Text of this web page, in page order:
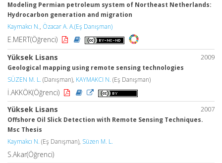
Modeling Permian petroleum system of Northeast Netherlands:
Hydrocarbon generation and migration
Kaymakcı N., Özacar A. A.(Eş Danışman)
E.MERT(Öğrenci)
2009
Yüksek Lisans
Geological mapping using remote sensing technologies
SÜZEN M. L. (Danışman), KAYMAKCI N. (Eş Danışman)
İ.AKKÖK(Öğrenci)
2007
Yüksek Lisans
Offshore Oil Slick Detection with Remote Sensing Techniques.
Msc Thesis
Kaymakcı N. (Eş Danışman), Süzen M. L.
S.Akar(Öğrenci)